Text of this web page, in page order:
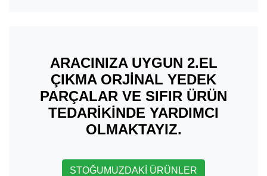
ARACINIZA UYGUN 2.EL
ÇIKMA ORJİNAL YEDEK
PARÇALAR VE SIFIR ÜRÜN
TEDARİKİNDE YARDIMCI
OLMAKTAYIZ.
STOĞUMUZDAKİ ÜRÜNLER